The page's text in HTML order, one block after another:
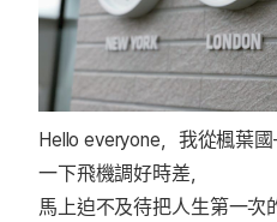
Hello everyone，我從楓葉
一下飛機調好時差，
馬上迫不及待把人生第一次